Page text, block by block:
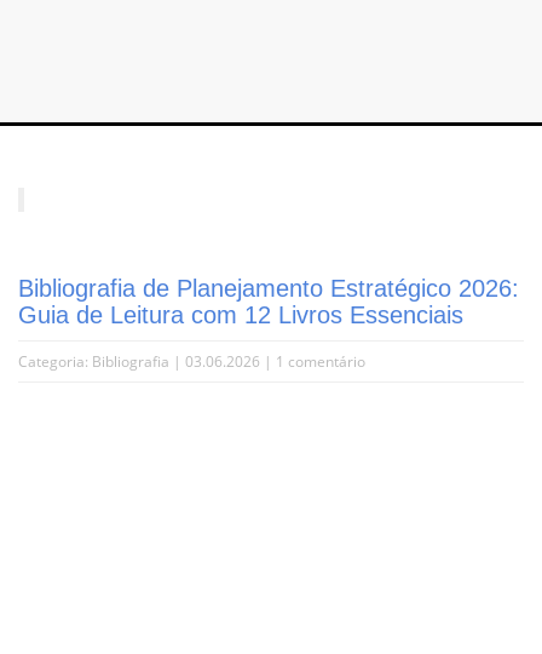
Bibliografia de Planejamento Estratégico 2026:
Guia de Leitura com 12 Livros Essenciais
Categoria: Bibliografia | 03.06.2026 | 1 comentário